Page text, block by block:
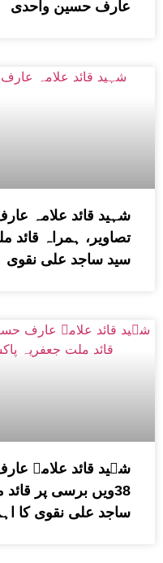
عارف حسین واحدی
شہید قائد علامہ
تصاویر، ہمراہ قائد
سید ساجد علی نقوی
شہید قائد علامہ
38ویں برسی پر
ساجد علی نقوی کا